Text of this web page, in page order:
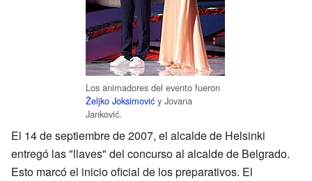
Los animadores del evento fueron
Željko Joksimović y Jovana
Janković.
El 14 de septiembre de 2007, el alcalde de Helsinki
entregó las "llaves" del concurso al alcalde de Belgrado.
Esto marcó el inicio oficial de los preparativos. El